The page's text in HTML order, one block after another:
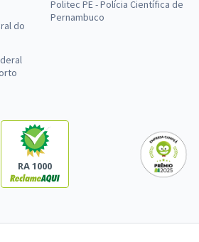
do
Politec PE - Polícia Científica de
Pernambuco
RA 1000